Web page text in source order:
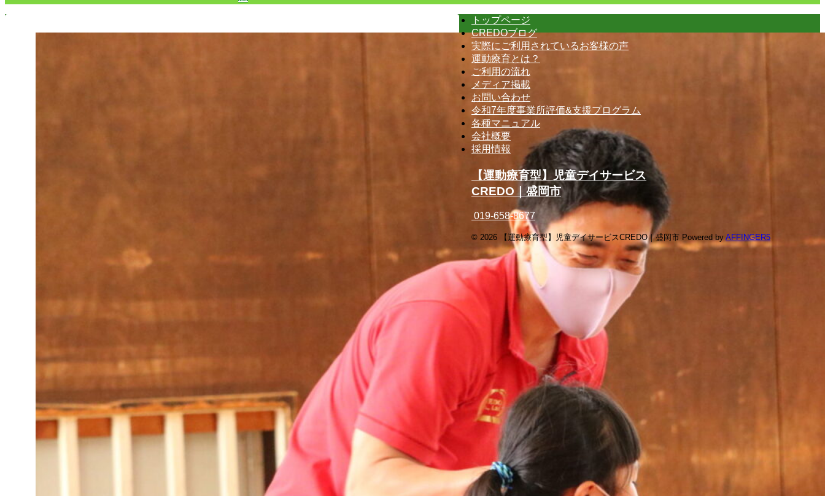
トップページ
CREDOブログ
実際にご利用されているお客様の声
運動療育とは？
ご利用の流れ
メディア掲載
お問い合わせ
令和7年度事業所評価&支援プログラム
各種マニュアル
会社概要
採用情報
【運動療育型】児童デイサービス
CREDO｜盛岡市
019-658-8677
© 2026 【運動療育型】児童デイサービスCREDO｜盛岡市 Powered by AFFINGER5